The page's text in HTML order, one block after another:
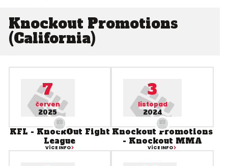
Knockout Promotions
(California)
7
červen
2025
KFL - KnockOut Fight
League
VÍCE INFO
3
listopad
2024
Knockout Promotions
- Knockout MMA
VÍCE INFO